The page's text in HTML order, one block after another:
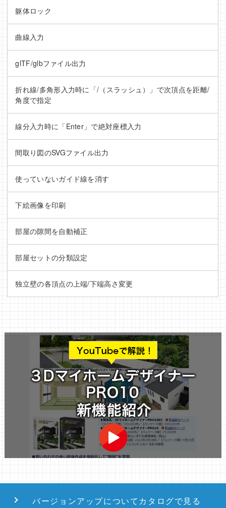
躯体ロック
曲線入力
glTF/glbファイル出力
折れ線/多角形入力時に「/（スラッシュ）」で次頂点を距離/
角度で指定
線分入力時に「Enter」で絶対座標入力
間取り図のSVGファイル出力
使っていないガイド線を消す
下絵画像を印刷
部屋の隙間を自動補正
部屋セットの分類設定
独立壁の各頂点の上端/下端高さ変更
バージョンアップについてカタログで見る